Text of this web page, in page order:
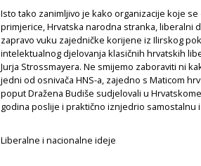
Isto tako zanimljivo je kako organizacije koje
primjerice, Hrvatska narodna stranka, liberalni
zapravo vuku zajedničke korijene iz Ilirskog
intelektualnog djelovanja klasičnih hrvatskih
Jurja Strossmayera. Ne smijemo zaboraviti ni
jedni od osnivača HNS-a, zajedno s Maticom
poput Dražena Budiše sudjelovali u
godina poslije i praktično iznjedrio samostalnu
Liberalne i nacionalne ideje